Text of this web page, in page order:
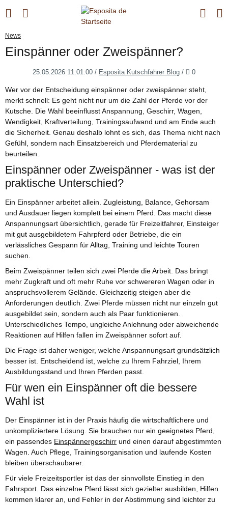
News
Einspänner oder Zweispänner?
25.05.2026 11:01:00 / Esposita Kutschfahrer Blog / 0
Wer vor der Entscheidung einspänner oder zweispänner steht,
merkt schnell: Es geht nicht nur um die Zahl der Pferde vor der
Kutsche. Die Wahl beeinflusst Anspannung, Geschirr, Wagen,
Wendigkeit, Kraftverteilung, Trainingsaufwand und am Ende auch
die Sicherheit. Genau deshalb lohnt es sich, das Thema nicht nach
Gefühl, sondern nach Einsatzbereich und Pferdematerial zu
beurteilen.
Einspänner oder Zweispänner - was ist der
praktische Unterschied?
Ein Einspänner arbeitet allein. Zugleistung, Balance, Gehorsam
und Ausdauer liegen komplett bei einem Pferd. Das macht diese
Anspannungsart übersichtlich, gerade für Freizeitfahrer, Einsteiger
mit gut ausgebildetem Fahrpferd oder Betriebe, die ein
verlässliches Gespann für Alltag, Training und leichte Touren
suchen.
Beim Zweispänner teilen sich zwei Pferde die Arbeit. Das bringt
mehr Zugkraft und oft mehr Ruhe vor schwereren Wagen oder in
anspruchsvollerem Gelände. Gleichzeitig steigen aber die
Anforderungen deutlich. Zwei Pferde müssen nicht nur einzeln gut
ausgebildet sein, sondern auch als Paar funktionieren.
Unterschiedliches Tempo, ungleiche Anlehnung oder abweichende
Reaktionen auf Hilfen fallen im Zweispänner sofort auf.
Die Frage ist daher weniger, welche Anspannungsart grundsätzlich
besser ist. Entscheidend ist, welche zu Ihrem Fahrziel, Ihrem
Ausbildungsstand und Ihren Pferden passt.
Für wen ein Einspänner oft die bessere
Wahl ist
Der Einspänner ist in der Praxis häufig die wirtschaftlichere und
unkompliziertere Lösung. Sie brauchen nur ein geeignetes Pferd,
ein passendes Einspännergeschirr und einen darauf abgestimmten
Wagen. Auch Pflege, Trainingsorganisation und laufende Kosten
bleiben überschaubarer.
Für viele Freizeitsportler ist das der sinnvollste Einstieg in den
Fahrsport. Das einzelne Pferd lässt sich gezielter ausbilden, Hilfen
kommen klarer an, und Fehler in der Abstimmung sind leichter zu